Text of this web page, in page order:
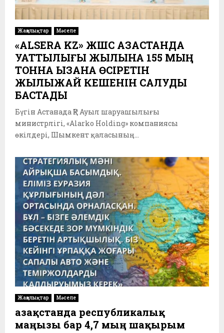
Жаңалықтар Мәселе
«ALSERA KZ» ЖШС ҚАЗАҚСТАНДА
ҚУАТТЫЛЫҒЫ ЖЫЛЫНА 155 МЫҢ
ТОННА ҚЫЗАНАҚ ӨСІРЕТІН
ЖЫЛЫЖАЙ КЕШЕНІН САЛУДЫ
БАСТАДЫ
Бүгін Астанада ҚР Ауыл шаруашылығы
министрлігі, «Аlarko Holding» компаниясы
өкілдері, Шымкент қаласының...
Жаңалықтар Мәселе
Қазақстанда республикалық
маңызы бар 4,7 мың шақырым